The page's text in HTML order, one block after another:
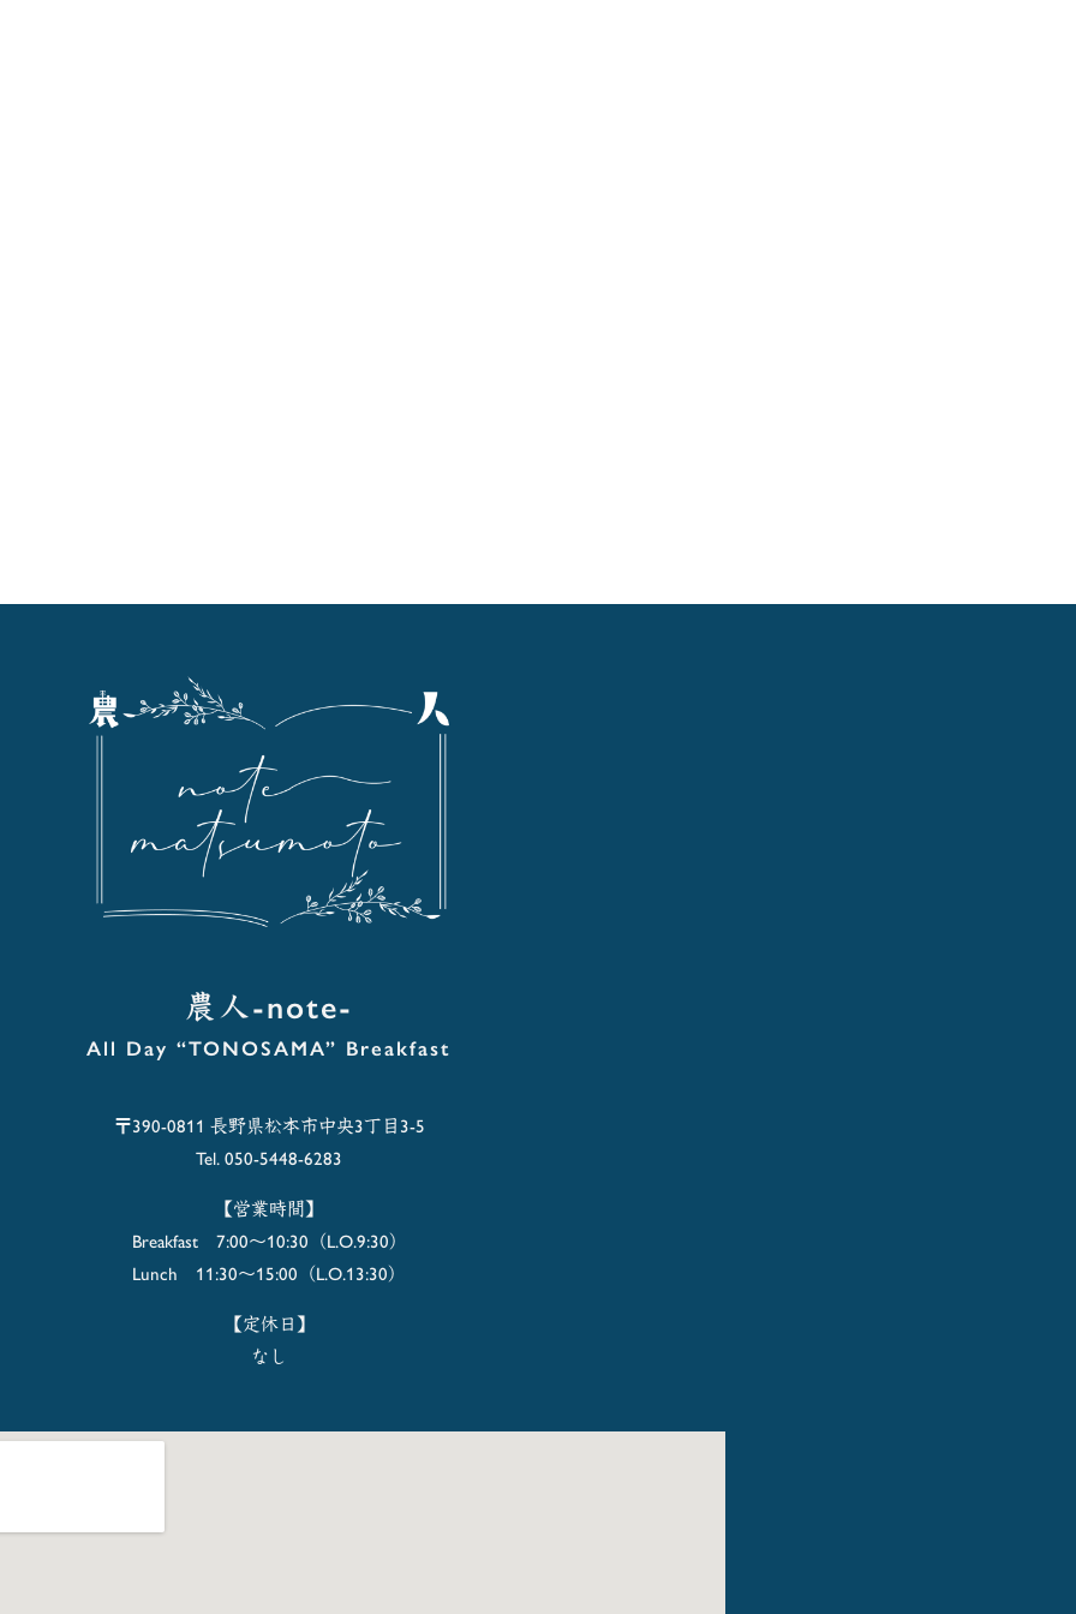
農人-note-
All Day “TONOSAMA” Breakfast
〒390-0811 長野県松本市中央3丁目3-5
Tel. 050-5448-6283
【営業時間】
Breakfast 7:00～10:30（L.O.9:30）
Lunch 11:30～15:00（L.O.13:30）
【定休日】
なし